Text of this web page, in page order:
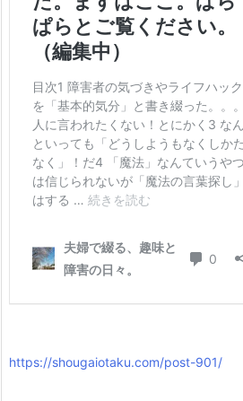
https://shougaiotaku.com/post-901/